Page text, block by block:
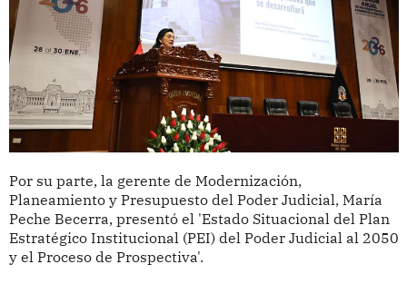
Por su parte, la gerente de Modernización,
Planeamiento y Presupuesto del Poder Judicial, María
Peche Becerra, presentó el 'Estado Situacional del Plan
Estratégico Institucional (PEI) del Poder Judicial al 2050
y el Proceso de Prospectiva'.